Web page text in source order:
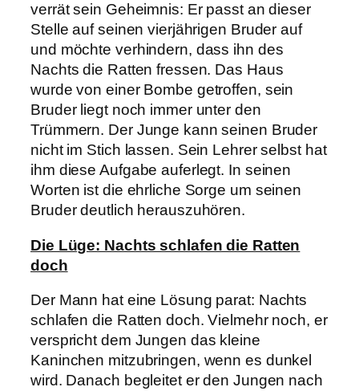
verrät sein Geheimnis: Er passt an dieser
Stelle auf seinen vierjährigen Bruder auf
und möchte verhindern, dass ihn des
Nachts die Ratten fressen. Das Haus
wurde von einer Bombe getroffen, sein
Bruder liegt noch immer unter den
Trümmern. Der Junge kann seinen Bruder
nicht im Stich lassen. Sein Lehrer selbst hat
ihm diese Aufgabe auferlegt. In seinen
Worten ist die ehrliche Sorge um seinen
Bruder deutlich herauszuhören.
Die Lüge: Nachts schlafen die Ratten
doch
Der Mann hat eine Lösung parat: Nachts
schlafen die Ratten doch. Vielmehr noch, er
verspricht dem Jungen das kleine
Kaninchen mitzubringen, wenn es dunkel
wird. Danach begleitet er den Jungen nach